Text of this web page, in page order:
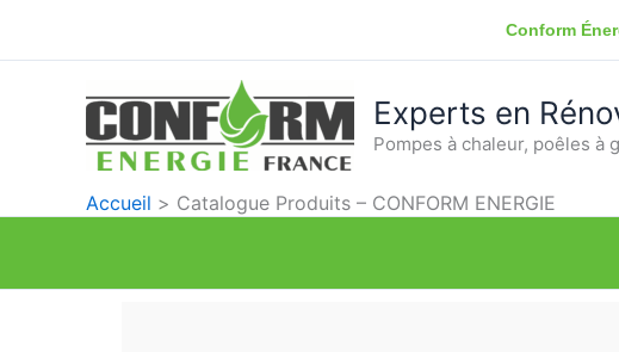
Conform
Experts en
Pompes à chaleur, poêles à
Accueil Catalogue Produits – CONFORM ENERGIE